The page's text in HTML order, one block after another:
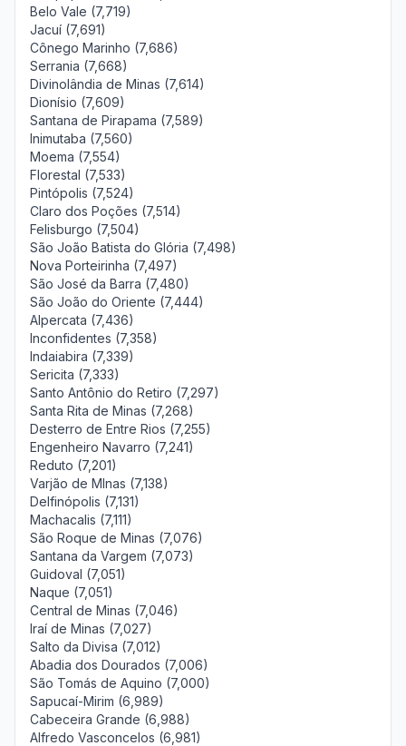
Belo Vale (7,719)
Jacuí (7,691)
Cônego Marinho (7,686)
Serrania (7,668)
Divinolândia de Minas (7,614)
Dionísio (7,609)
Santana de Pirapama (7,589)
Inimutaba (7,560)
Moema (7,554)
Florestal (7,533)
Pintópolis (7,524)
Claro dos Poções (7,514)
Felisburgo (7,504)
São João Batista do Glória (7,498)
Nova Porteirinha (7,497)
São José da Barra (7,480)
São João do Oriente (7,444)
Alpercata (7,436)
Inconfidentes (7,358)
Indaiabira (7,339)
Sericita (7,333)
Santo Antônio do Retiro (7,297)
Santa Rita de Minas (7,268)
Desterro de Entre Rios (7,255)
Engenheiro Navarro (7,241)
Reduto (7,201)
Varjão de MInas (7,138)
Delfinópolis (7,131)
Machacalis (7,111)
São Roque de Minas (7,076)
Santana da Vargem (7,073)
Guidoval (7,051)
Naque (7,051)
Central de Minas (7,046)
Iraí de Minas (7,027)
Salto da Divisa (7,012)
Abadia dos Dourados (7,006)
São Tomás de Aquino (7,000)
Sapucaí-Mirim (6,989)
Cabeceira Grande (6,988)
Alfredo Vasconcelos (6,981)